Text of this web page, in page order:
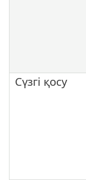
Сүзгі қосу